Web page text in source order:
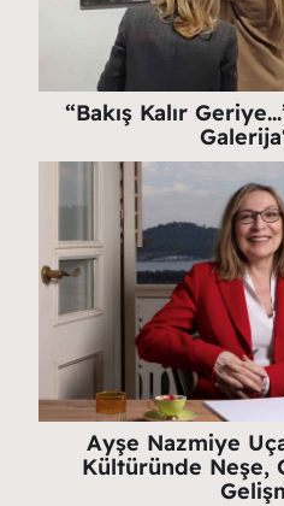
“Bakış Kalır
Ayşe Nazmiye
Kültüründe Neşe,